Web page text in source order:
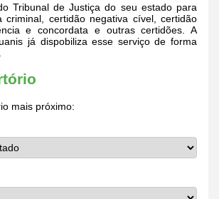
Tribunal de Justiça do seu estado para
criminal, certidão negativa cível, certidão
e concordata e outras certidões. A
já dispobiliza esse serviço de forma
mais próximo: